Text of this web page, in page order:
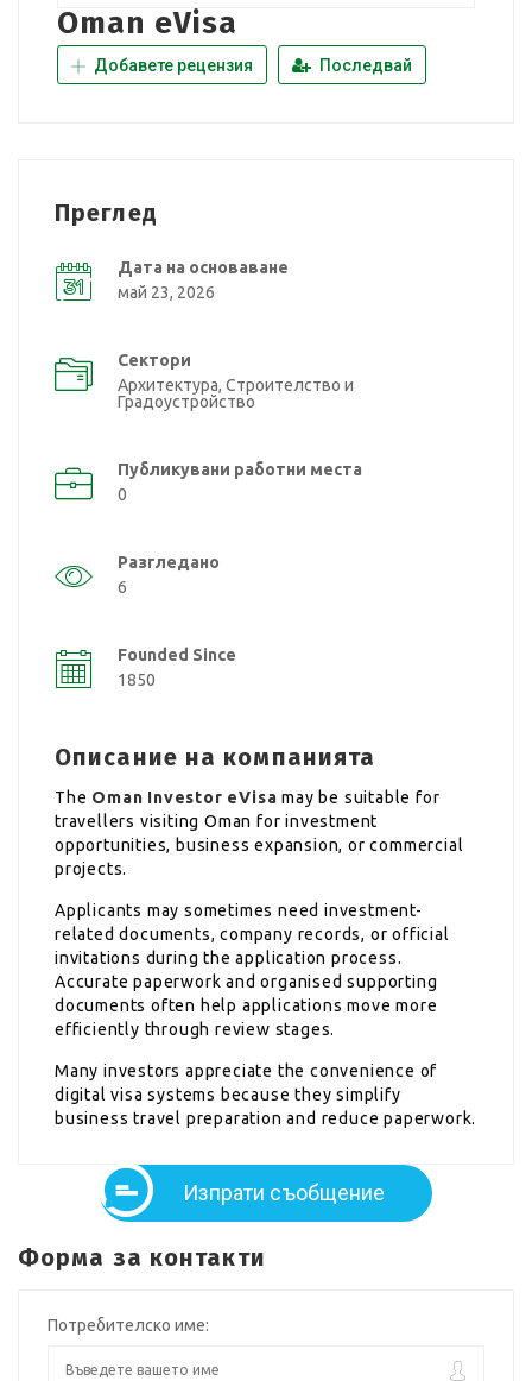
Oman eVisa
Добавете рецензия Последвай
Преглед
Дата на основаване
май 23, 2026
Сектори
Архитектура, Строителство и
Градоустройство
Публикувани работни места
0
Разгледано
6
Founded Since
1850
Описание на компанията
The Oman Investor eVisa may be suitable for
travellers visiting Oman for investment
opportunities, business expansion, or commercial
projects.
Applicants may sometimes need investment-
related documents, company records, or official
invitations during the application process.
Accurate paperwork and organised supporting
documents often help applications move more
efficiently through review stages.
Many investors appreciate the convenience of
digital visa systems because they simplify
business travel preparation and reduce paperwork.
Изпрати съобщение
Форма за контакти
Потребителско име: